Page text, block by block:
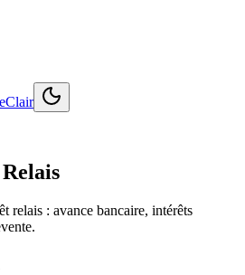
relais : avance bancaire, intérêts